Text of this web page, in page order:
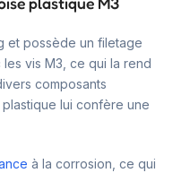
et possède un filetage
vis M3, ce qui la rend
composants
lui confère une
à la corrosion, ce qui